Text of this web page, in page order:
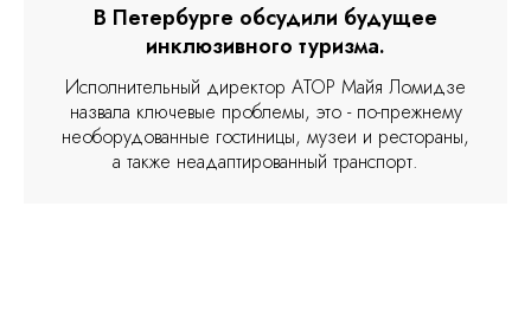
В Петербурге обсудили будущее
инклюзивного туризма.
Исполнительный директор АТОР Майя Ломидзе
назвала ключевые проблемы, это - по-прежнему
необорудованные гостиницы, музеи и рестораны,
а также неадаптированный транспорт.